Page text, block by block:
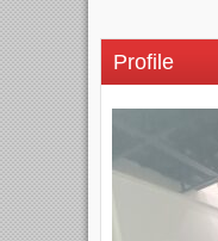
Profile